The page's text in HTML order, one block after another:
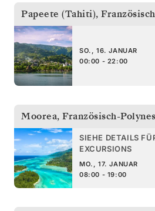
Papeete (Tahiti),
SO., 16. JANUAR
00:00 - 22:00
Moorea, Französisch-
SIEHE DETAILS
EXCURSIONS
MO., 17. JANUAR
08:00 - 19:00